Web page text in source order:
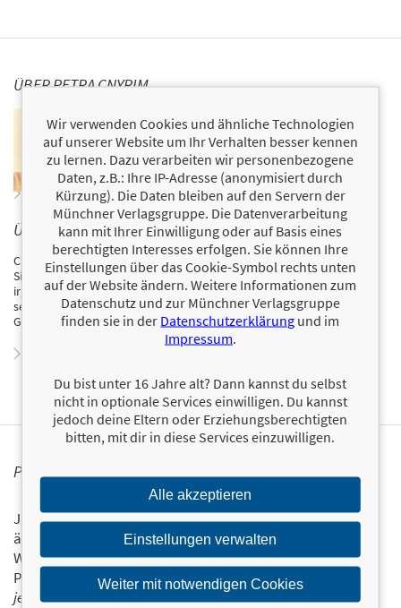
ÜBER PETRA CNYRIM
Petra Cnyrim arbeitet als Autorin bei München. Ihre
BücherVervollständige die Funktion ,Das Buch der fast
vergessenen WörterundErklärs mir, als wäre ich 5
schafften es auf dieSPIEGEL -Bestsellerliste.
Zum Profil von Petra Cnyrim
ÜBER CAROLINA GRAF
Carolina Graf hat Psychologie studiert und arbeitet als Journalistin.
Sie hat lange draußen in der Welt nach ihrem Glück gesucht, doch
irgendwann hat sie gemerkt, dass der Schlüssel zu ihrem Glück in ihr
selbst liegt. Mit hundert Fragen hat sie sich daran gemacht, dieses
Glück aufzuspüren – und sie hat es gefunden.
PERSONALISIERTE PRODUKTINFORMATIONEN
Ja, ich will über interessante Neuerscheinungen und
ähnliche Produkte informiert werden.
Wir halten Sie per E-Mail auf dem aktuellen Stand über das
Programm der Münchner Verlagsgruppe.Tragen Sie sich
jetzt ein!
Wir verwenden Cookies und ähnliche Technologien
auf unserer Website um Ihr Verhalten besser kennen
zu lernen. Dazu verarbeiten wir personenbezogene
Daten, z.B.: Ihre IP-Adresse (anonymisiert durch
Kürzung). Die Daten bleiben auf den Servern der
Münchner Verlagsgruppe. Die Datenverarbeitung
kann mit Ihrer Einwilligung oder auf Basis eines
berechtigten Interesses erfolgen. Sie können Ihre
Einstellungen über das Cookie-Symbol rechts unten
auf der Website ändern. Weitere Informationen zum
Datenschutz und zur Münchner Verlagsgruppe
finden sie in der Datenschutzerklärung und im
Impressum.
Du bist unter 16 Jahre alt? Dann kannst du selbst
nicht in optionale Services einwilligen. Du kannst
jedoch deine Eltern oder Erziehungsberechtigten
bitten, mit dir in diese Services einzuwilligen.
Alle akzeptieren
Einstellungen verwalten
Weiter mit notwendigen Cookies